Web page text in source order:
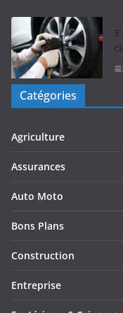
Catégories
Agriculture
Assurances
Auto Moto
Bons Plans
Construction
Entreprise